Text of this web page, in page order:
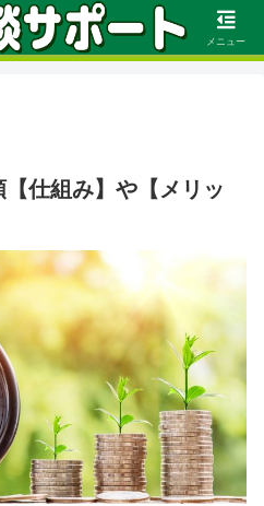
び方や見直し方、評価基準に基づくおす
仕組み】や【メリッ
メニュー